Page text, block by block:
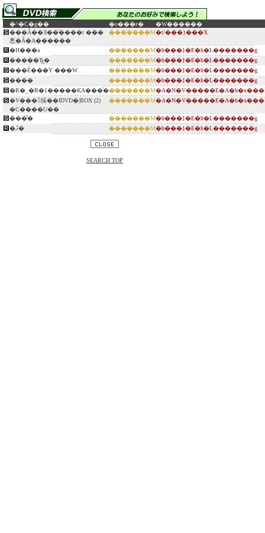
�^�C�g�� �o���ғ�
�W������
���Ȃ��Ǝ��̍����t ���
悤�Ȃ�A������
�������M�t/���}���X
�H���a �������M�h���}�E�h�L�������g
�����Ђ̖�
�������M�h���}�E�h�L�������g
���È���Y ���W
�������M�h���}�E�h�L�������g
����
�������M�h���}�E�h�L�������g
�R�_�R�{�����ƘA���͑��������M
�V���󖼉挆��IDVD�|BOX (2)
�C����U��
�������M
���̊� �������M�h���}�E�h�L�������g
�ފ݉�
�������M�h���}�E�h�L�������g
SEARCH TOP